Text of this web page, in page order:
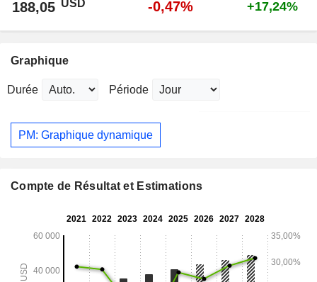
188,05 USD -0,47% +17,24%
Graphique
Durée Période
PM: Graphique dynamique
Compte de Résultat et Estimations